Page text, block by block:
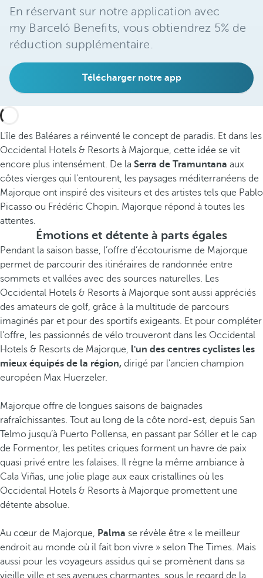
En réservant sur notre application avec
my Barceló Benefits, vous obtiendrez 5% de
réduction supplémentaire.
Télécharger notre app
L'île des Baléares a réinventé le concept de paradis. Et dans les
Occidental Hotels & Resorts à Majorque, cette idée se vit
encore plus intensément. De la Serra de Tramuntana aux
côtes vierges qui l'entourent, les paysages méditerranéens de
Majorque ont inspiré des visiteurs et des artistes tels que Pablo
Picasso ou Frédéric Chopin. Majorque répond à toutes les
attentes.
Émotions et détente à parts égales
Pendant la saison basse, l’offre d’écotourisme de Majorque
permet de parcourir des itinéraires de randonnée entre
sommets et vallées avec des sources naturelles. Les
Occidental Hotels & Resorts à Majorque sont aussi appréciés
des amateurs de golf, grâce à la multitude de parcours
imaginés par et pour des sportifs exigeants. Et pour compléter
l'offre, les passionnés de vélo trouveront dans les Occidental
Hotels & Resorts de Majorque, l'un des centres cyclistes les
mieux équipés de la région, dirigé par l'ancien champion
européen Max Huerzeler.
Majorque offre de longues saisons de baignades
rafraîchissantes. Tout au long de la côte nord-est, depuis San
Telmo jusqu’à Puerto Pollensa, en passant par Sóller et le cap
de Formentor, les petites criques forment un havre de paix
quasi privé entre les falaises. Il règne la même ambiance à
Cala Viñas, une jolie plage aux eaux cristallines où les
Occidental Hotels & Resorts à Majorque promettent une
détente absolue.
Au cœur de Majorque, Palma se révèle être « le meilleur
endroit au monde où il fait bon vivre » selon The Times. Mais
aussi pour les voyageurs assidus qui se promènent dans sa
vieille ville et ses avenues charmantes, sous le regard de la